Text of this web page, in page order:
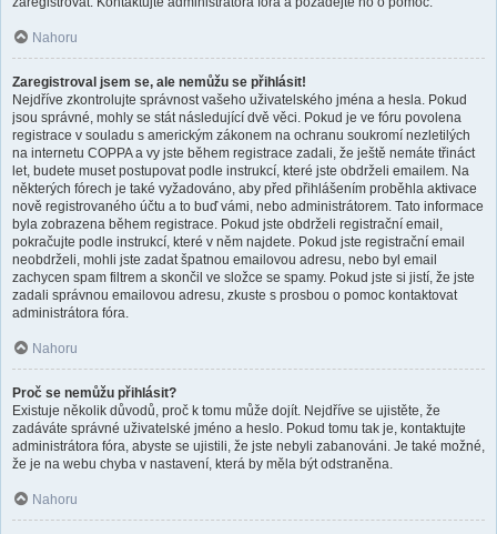
Nahoru
Zaregistroval jsem se, ale nemůžu se přihlásit!
Nejdříve zkontrolujte správnost vašeho uživatelského jména a hesla. Pokud
jsou správné, mohly se stát následující dvě věci. Pokud je ve fóru povolena
registrace v souladu s americkým zákonem na ochranu soukromí nezletilých
na internetu COPPA a vy jste během registrace zadali, že ještě nemáte třináct
let, budete muset postupovat podle instrukcí, které jste obdrželi emailem. Na
některých fórech je také vyžadováno, aby před přihlášením proběhla aktivace
nově registrovaného účtu a to buď vámi, nebo administrátorem. Tato informace
byla zobrazena během registrace. Pokud jste obdrželi registrační email,
pokračujte podle instrukcí, které v něm najdete. Pokud jste registrační email
neobdrželi, mohli jste zadat špatnou emailovou adresu, nebo byl email
zachycen spam filtrem a skončil ve složce se spamy. Pokud jste si jistí, že jste
zadali správnou emailovou adresu, zkuste s prosbou o pomoc kontaktovat
administrátora fóra.
Nahoru
Proč se nemůžu přihlásit?
Existuje několik důvodů, proč k tomu může dojít. Nejdříve se ujistěte, že
zadáváte správné uživatelské jméno a heslo. Pokud tomu tak je, kontaktujte
administrátora fóra, abyste se ujistili, že jste nebyli zabanováni. Je také možné,
že je na webu chyba v nastavení, která by měla být odstraněna.
Nahoru